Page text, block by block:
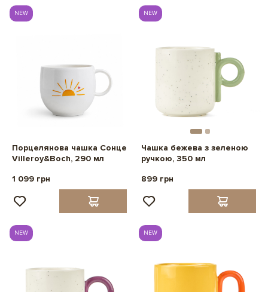
NEW
Порцелянова чашка Сонце
Villeroy&Boch, 290 мл
1 099 грн
NEW
Чашка бежева з зеленою
ручкою, 350 мл
899 грн
NEW NEW